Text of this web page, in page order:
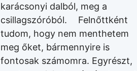
karácsonyi dalból, meg a
csillagszóróból. Felnőttként
tudom, hogy nem menthetem
meg őket, bármennyire is
fontosak számomra. Egyrészt,